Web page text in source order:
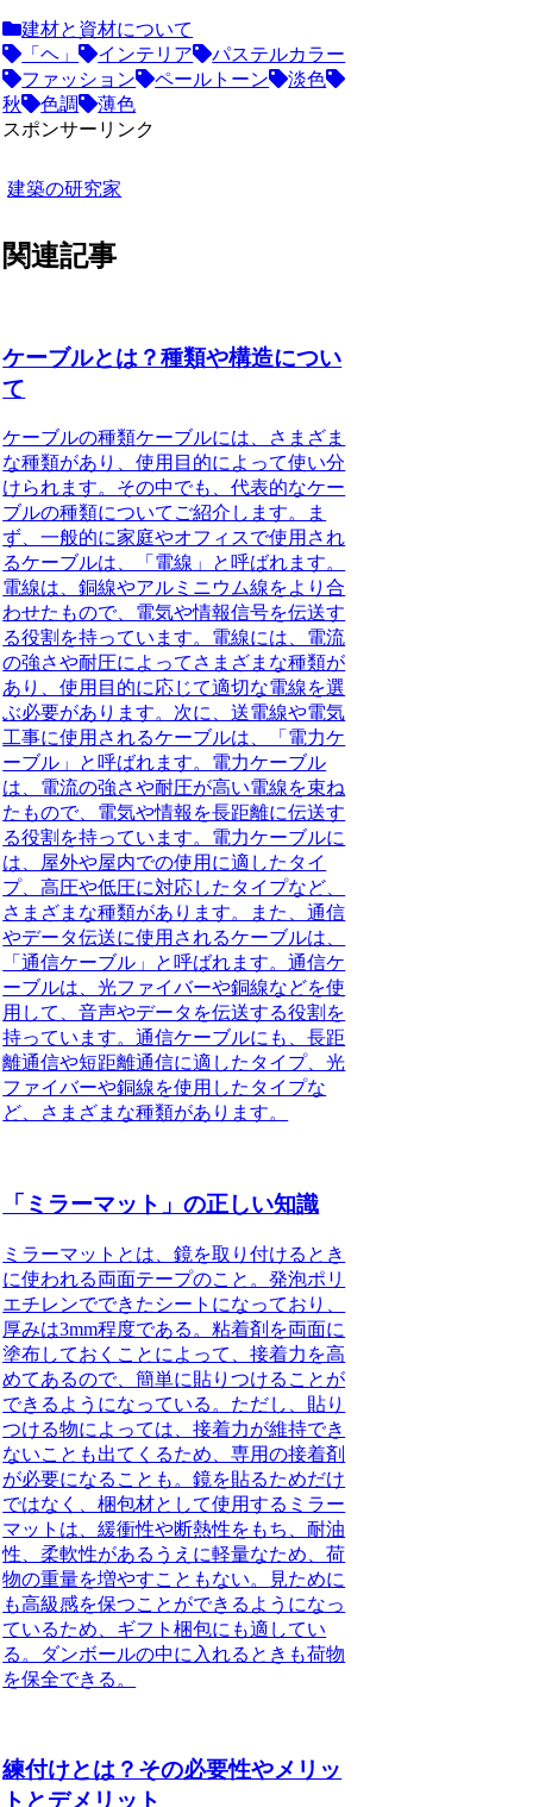
建材と資材について
「ヘ」
インテリア
パステルカラー
ファッション
ペールトーン
淡色
秋
色調
薄色
スポンサーリンク
建築の研究家
関連記事
ケーブルとは？種類や構造につい
て
ケーブルの種類ケーブルには、さまざま
な種類があり、使用目的によって使い分
けられます。その中でも、代表的なケー
ブルの種類についてご紹介します。ま
ず、一般的に家庭やオフィスで使用され
るケーブルは、「電線」と呼ばれます。
電線は、銅線やアルミニウム線をより合
わせたもので、電気や情報信号を伝送す
る役割を持っています。電線には、電流
の強さや耐圧によってさまざまな種類が
あり、使用目的に応じて適切な電線を選
ぶ必要があります。次に、送電線や電気
工事に使用されるケーブルは、「電力ケ
ーブル」と呼ばれます。電力ケーブル
は、電流の強さや耐圧が高い電線を束ね
たもので、電気や情報を長距離に伝送す
る役割を持っています。電力ケーブルに
は、屋外や屋内での使用に適したタイ
プ、高圧や低圧に対応したタイプなど、
さまざまな種類があります。また、通信
やデータ伝送に使用されるケーブルは、
「通信ケーブル」と呼ばれます。通信ケ
ーブルは、光ファイバーや銅線などを使
用して、音声やデータを伝送する役割を
持っています。通信ケーブルにも、長距
離通信や短距離通信に適したタイプ、光
ファイバーや銅線を使用したタイプな
ど、さまざまな種類があります。
「ミラーマット」の正しい知識
ミラーマットとは、鏡を取り付けるとき
に使われる両面テープのこと。発泡ポリ
エチレンでできたシートになっており、
厚みは3mm程度である。粘着剤を両面に
塗布しておくことによって、接着力を高
めてあるので、簡単に貼りつけることが
できるようになっている。 ただし、貼り
つける物によっては、接着力が維持でき
ないことも出てくるため、専用の接着剤
が必要になることも。鏡を貼るためだけ
ではなく、梱包材として使用するミラー
マットは、緩衝性や断熱性をもち、耐油
性、柔軟性があるうえに軽量なため、荷
物の重量を増やすこともない。
見ために
も高級感を保つことができるようになっ
ているため、ギフト梱包にも適してい
る。ダンボールの中に入れるときも荷物
を保全できる。
練付けとは？その必要性やメリッ
トとデメリット